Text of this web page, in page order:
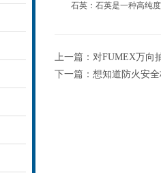
石英：石英是一种高纯度
上一篇： 对FUMEX万向
下一篇： 想知道防火安